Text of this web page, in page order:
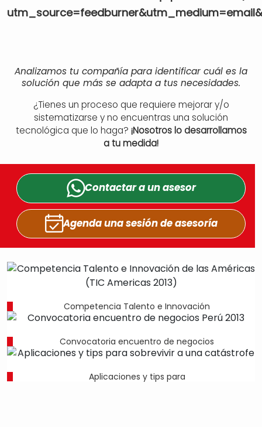
Analizamos tu compañía para identificar cuál es la
solución que más se adapta a tus necesidades.
¿Tienes un proceso que requiere mejorar y/o
sistematizarse y no encuentras una solución
tecnológica que lo haga? ¡Nosotros lo desarrollamos
a tu medida!
Contactar a unasesor
Agenda una sesiónde asesoría
Competencia Talento e Innovación
Convocatoria encuentro de negocios
Aplicaciones y tips para